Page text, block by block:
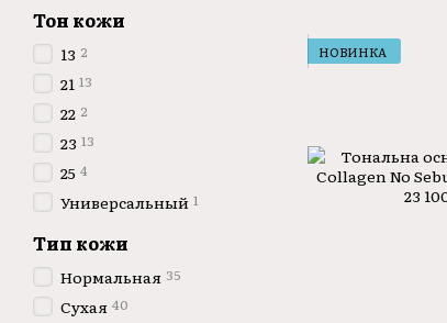
НОВИНКА
Тон кожи
13 2
21 13
22 2
23 13
25 4
Универсальный 1
Тип кожи
Нормальная 35
Сухая 40